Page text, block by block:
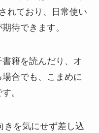
れており、日常使い
待できます。
籍を読んだり、オ
合でも、こまめに
。
きを気にせず差し込